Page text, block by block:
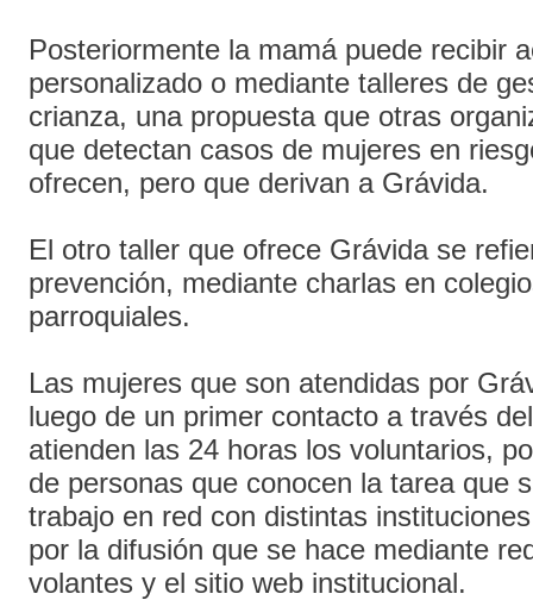
Posteriormente la mamá puede recibir
personalizado o mediante talleres de
crianza, una propuesta que otras
que detectan casos de mujeres en
ofrecen, pero que derivan a Grávida.
El otro taller que ofrece Grávida se
prevención, mediante charlas en
parroquiales.
Las mujeres que son atendidas por
luego de un primer contacto a través
atienden las 24 horas los voluntarios,
de personas que conocen la tarea que
trabajo en red con distintas
por la difusión que se hace mediante
volantes y el sitio web institucional.